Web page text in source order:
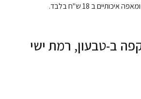
ב 18 ש"ח בלבד.
ב-טבעון, רמת ישי